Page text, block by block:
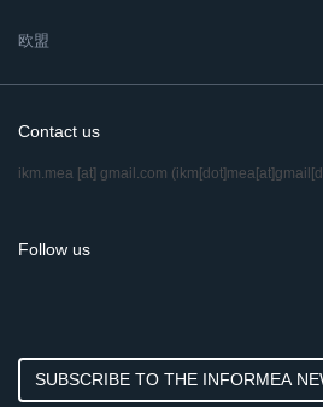
欧盟
Contact us
ikm.mea [at] gmail.com
Follow us
SUBSCRIBE TO THE INFORMEA